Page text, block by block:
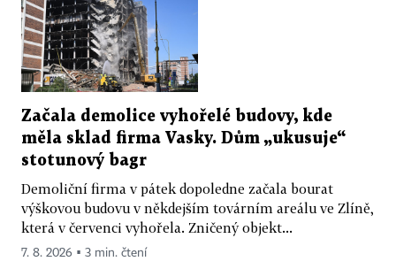
Začala demolice vyhořelé budovy, kde
měla sklad firma Vasky. Dům „ukusuje“
stotunový bagr
Demoliční firma v pátek dopoledne začala bourat
výškovou budovu v někdejším továrním areálu ve Zlíně,
která v červenci vyhořela. Zničený objekt...
7. 8. 2026 ▪ 3 min. čtení